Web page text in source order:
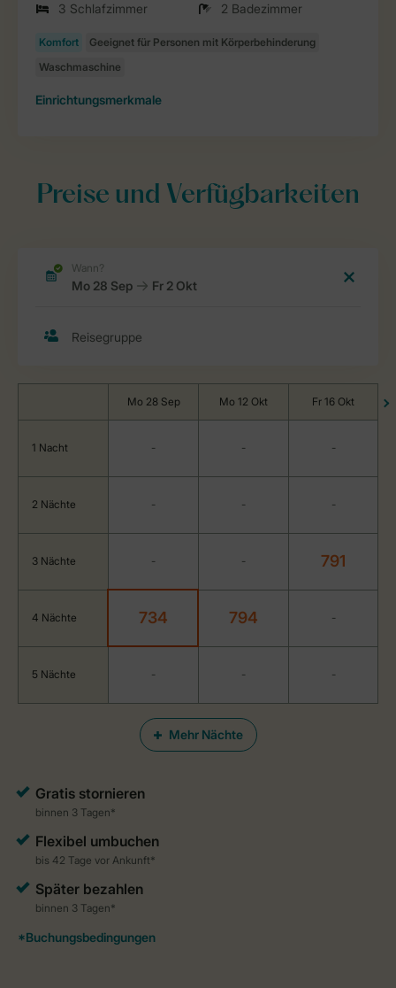
3 Schlafzimmer
2 Badezimmer
Einrichtungsmerkmale
Preise und Verfügbarkeiten
Mehr Nächte
Mo 28 Sep Mo 12 Okt Fr 16 Okt
1 Nacht - - -
2 Nächte - - -
3 Nächte - - 791
4 Nächte 734 794 -
5 Nächte - - -